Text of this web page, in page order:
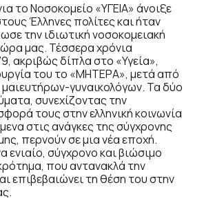
το Νοσοκομείο «ΥΓΕΙΑ» άνοιξε
Έλληνες πολίτες και ήταν
την ιδιωτική νοσοκομειακή
μας. Τέσσερα χρόνια
ακριβώς δίπλα στο «Υγεία»,
του το «ΜΗΤΕΡΑ», μετά από
γυναικολόγων. Τα δύο
συνεχίζοντας την
τους στην ελληνική κοινωνία
στις ανάγκες της σύγχρονης
περνούν σε μια νέα εποχή.
ενιαίο, σύγχρονο και βιώσιμο
που αντανακλά την
επιβεβαιώνει τη θέση του στην